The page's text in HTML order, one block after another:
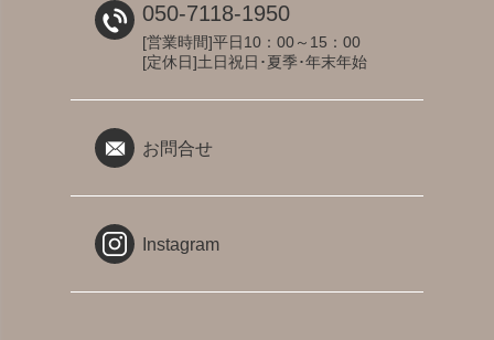
050-7118-1950
[営業時間]平日10：00～15：00
[定休日]土日祝日･夏季･年末年始
お問合せ
Instagram